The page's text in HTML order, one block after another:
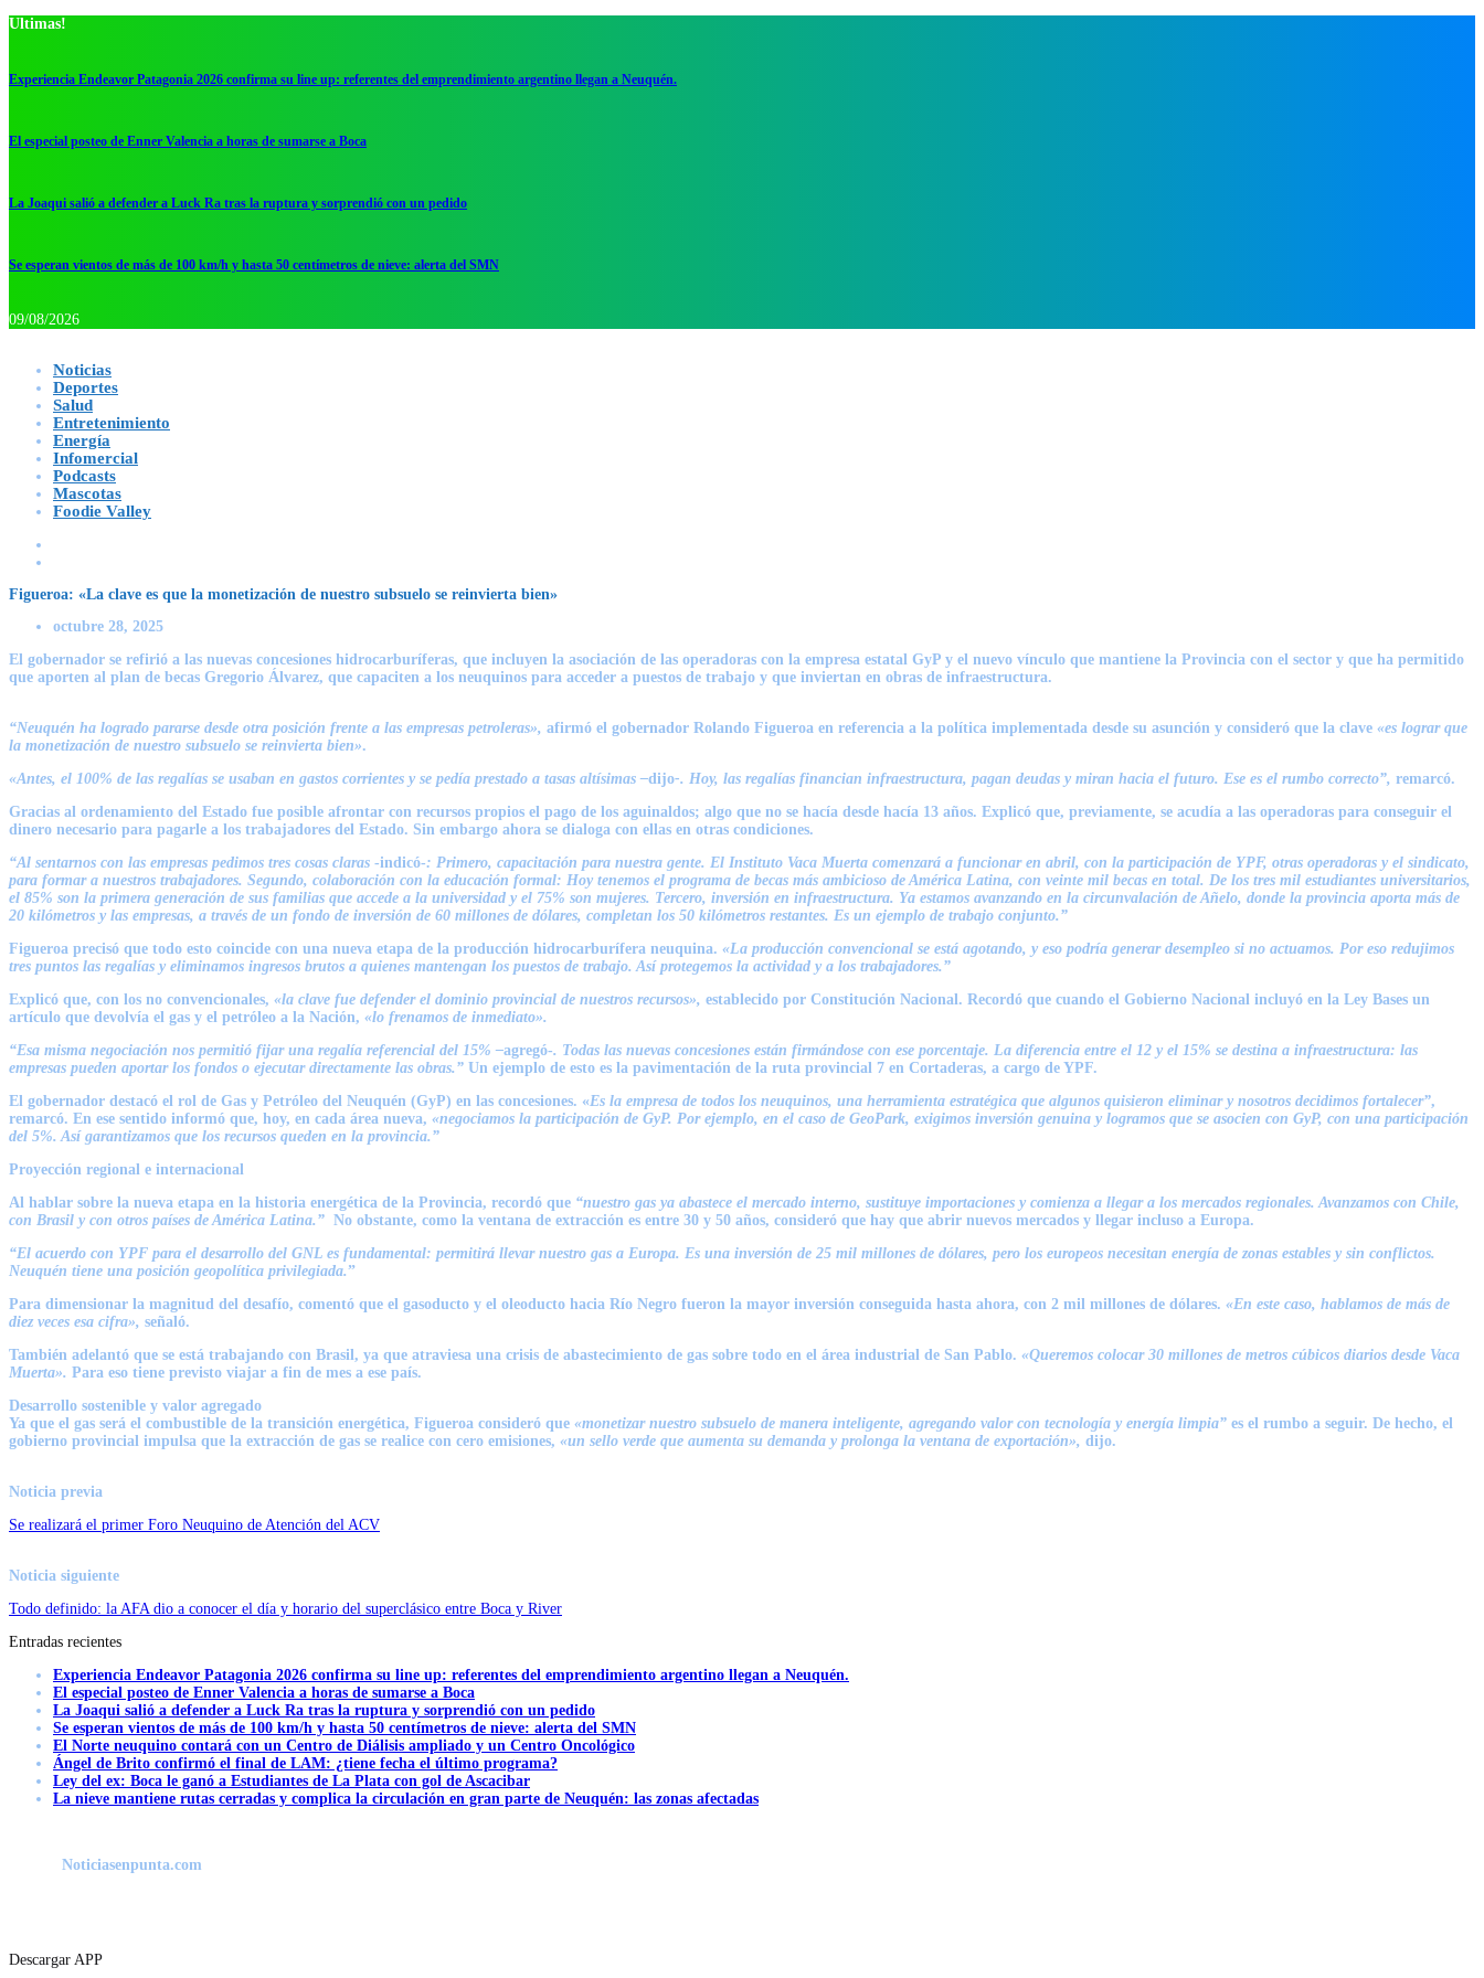
Ultimas!
Experiencia Endeavor Patagonia 2026 confirma su line up: referentes del emprendimiento argentino llegan a Neuquén.
El especial posteo de Enner Valencia a horas de sumarse a Boca
La Joaqui salió a defender a Luck Ra tras la ruptura y sorprendió con un pedido
Se esperan vientos de más de 100 km/h y hasta 50 centímetros de nieve: alerta del SMN
09/08/2026
Noticias
Deportes
Salud
Entretenimiento
Energía
Infomercial
Podcasts
Mascotas
Foodie Valley
Figueroa: «La clave es que la monetización de nuestro subsuelo se reinvierta bien»
octubre 28, 2025
El gobernador se refirió a las nuevas concesiones hidrocarburíferas, que incluyen la asociación de las operadoras con la empresa estatal GyP y el nuevo vínculo que mantiene la Provincia con el sector y que ha permitido
que aporten al plan de becas Gregorio Álvarez, que capaciten a los neuquinos para acceder a puestos de trabajo y que inviertan en obras de infraestructura.
“Neuquén ha logrado pararse desde otra posición frente a las empresas petroleras», afirmó el gobernador Rolando Figueroa en referencia a la política implementada desde su asunción y consideró que la clave «es lograr que
la monetización de nuestro subsuelo se reinvierta bien».
«Antes, el 100% de las regalías se usaban en gastos corrientes y se pedía prestado a tasas altísimas –dijo-. Hoy, las regalías financian infraestructura, pagan deudas y miran hacia el futuro. Ese es el rumbo correcto”, remarcó.
Gracias al ordenamiento del Estado fue posible afrontar con recursos propios el pago de los aguinaldos; algo que no se hacía desde hacía 13 años. Explicó que, previamente, se acudía a las operadoras para conseguir el
dinero necesario para pagarle a los trabajadores del Estado. Sin embargo ahora se dialoga con ellas en otras condiciones.
“Al sentarnos con las empresas pedimos tres cosas claras -indicó-: Primero, capacitación para nuestra gente. El Instituto Vaca Muerta comenzará a funcionar en abril, con la participación de YPF, otras operadoras y el sindicato,
para formar a nuestros trabajadores. Segundo, colaboración con la educación formal: Hoy tenemos el programa de becas más ambicioso de América Latina, con veinte mil becas en total. De los tres mil estudiantes universitarios,
el 85% son la primera generación de sus familias que accede a la universidad y el 75% son mujeres. Tercero, inversión en infraestructura. Ya estamos avanzando en la circunvalación de Añelo, donde la provincia aporta más de
20 kilómetros y las empresas, a través de un fondo de inversión de 60 millones de dólares, completan los 50 kilómetros restantes. Es un ejemplo de trabajo conjunto.”
Figueroa precisó que todo esto coincide con una nueva etapa de la producción hidrocarburífera neuquina. «La producción convencional se está agotando, y eso podría generar desempleo si no actuamos. Por eso redujimos
tres puntos las regalías y eliminamos ingresos brutos a quienes mantengan los puestos de trabajo. Así protegemos la actividad y a los trabajadores.”
Explicó que, con los no convencionales, «la clave fue defender el dominio provincial de nuestros recursos», establecido por Constitución Nacional. Recordó que cuando el Gobierno Nacional incluyó en la Ley Bases un
artículo que devolvía el gas y el petróleo a la Nación, «lo frenamos de inmediato».
“Esa misma negociación nos permitió fijar una regalía referencial del 15% –agregó-. Todas las nuevas concesiones están firmándose con ese porcentaje. La diferencia entre el 12 y el 15% se destina a infraestructura: las
empresas pueden aportar los fondos o ejecutar directamente las obras.” Un ejemplo de esto es la pavimentación de la ruta provincial 7 en Cortaderas, a cargo de YPF.
El gobernador destacó el rol de Gas y Petróleo del Neuquén (GyP) en las concesiones. «Es la empresa de todos los neuquinos, una herramienta estratégica que algunos quisieron eliminar y nosotros decidimos fortalecer”,
remarcó. En ese sentido informó que, hoy, en cada área nueva, «negociamos la participación de GyP. Por ejemplo, en el caso de GeoPark, exigimos inversión genuina y logramos que se asocien con GyP, con una participación
del 5%. Así garantizamos que los recursos queden en la provincia.”
Proyección regional e internacional
Al hablar sobre la nueva etapa en la historia energética de la Provincia, recordó que “nuestro gas ya abastece el mercado interno, sustituye importaciones y comienza a llegar a los mercados regionales. Avanzamos con Chile,
con Brasil y con otros países de América Latina.” No obstante, como la ventana de extracción es entre 30 y 50 años, consideró que hay que abrir nuevos mercados y llegar incluso a Europa.
“El acuerdo con YPF para el desarrollo del GNL es fundamental: permitirá llevar nuestro gas a Europa. Es una inversión de 25 mil millones de dólares, pero los europeos necesitan energía de zonas estables y sin conflictos.
Neuquén tiene una posición geopolítica privilegiada.”
Para dimensionar la magnitud del desafío, comentó que el gasoducto y el oleoducto hacia Río Negro fueron la mayor inversión conseguida hasta ahora, con 2 mil millones de dólares. «En este caso, hablamos de más de
diez veces esa cifra», señaló.
También adelantó que se está trabajando con Brasil, ya que atraviesa una crisis de abastecimiento de gas sobre todo en el área industrial de San Pablo. «Queremos colocar 30 millones de metros cúbicos diarios desde Vaca
Muerta». Para eso tiene previsto viajar a fin de mes a ese país.
Desarrollo sostenible y valor agregado
Ya que el gas será el combustible de la transición energética, Figueroa consideró que «monetizar nuestro subsuelo de manera inteligente, agregando valor con tecnología y energía limpia” es el rumbo a seguir. De hecho, el
gobierno provincial impulsa que la extracción de gas se realice con cero emisiones, «un sello verde que aumenta su demanda y prolonga la ventana de exportación», dijo.
Noticia previa
Se realizará el primer Foro Neuquino de Atención del ACV
Noticia siguiente
⁠Todo definido: la AFA dio a conocer el día y horario del superclásico entre Boca y River
Entradas recientes
Experiencia Endeavor Patagonia 2026 confirma su line up: referentes del emprendimiento argentino llegan a Neuquén.
El especial posteo de Enner Valencia a horas de sumarse a Boca
La Joaqui salió a defender a Luck Ra tras la ruptura y sorprendió con un pedido
Se esperan vientos de más de 100 km/h y hasta 50 centímetros de nieve: alerta del SMN
El Norte neuquino contará con un Centro de Diálisis ampliado y un Centro Oncológico
Ángel de Brito confirmó el final de LAM: ¿tiene fecha el último programa?
Ley del ex: Boca le ganó a Estudiantes de La Plata con gol de Ascacibar
La nieve mantiene rutas cerradas y complica la circulación en gran parte de Neuquén: las zonas afectadas
Noticiasenpunta.com
Descargar APP